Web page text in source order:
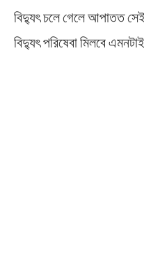
বিদ্যুৎ চলে গেলে আপাতত সেই
বিদ্যুৎ পরিষেবা মিলবে